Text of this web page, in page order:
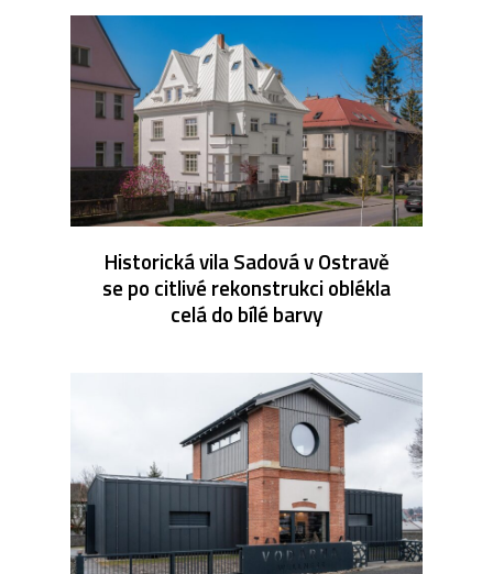
Historická vila Sadová v Ostravě
se po citlivé rekonstrukci oblékla
celá do bílé barvy